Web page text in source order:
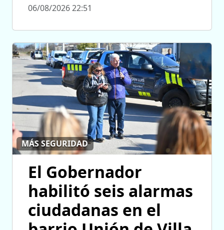
06/08/2026 22:51
MÁS SEGURIDAD
El Gobernador
habilitó seis alarmas
ciudadanas en el